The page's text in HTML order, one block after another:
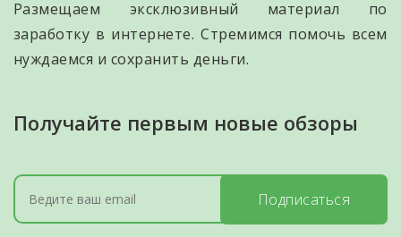
Размещаем эксклюзивный материал по
заработку в интернете. Стремимся помочь всем
нуждаемся и сохранить деньги.
Получайте первым новые обзоры
Подписаться